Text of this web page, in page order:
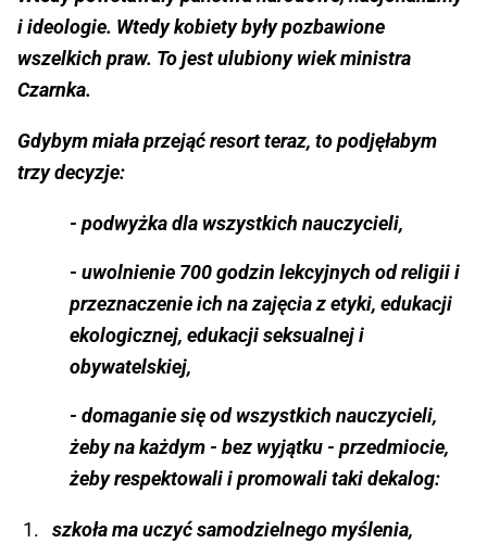
i ideologie. Wtedy kobiety były pozbawione
wszelkich praw. To jest ulubiony wiek ministra
Czarnka.
Gdybym miała przejąć resort teraz, to podjęłabym
trzy decyzje:
- podwyżka dla wszystkich nauczycieli,
- uwolnienie 700 godzin lekcyjnych od religii i
przeznaczenie ich na zajęcia z etyki, edukacji
ekologicznej, edukacji seksualnej i
obywatelskiej,
- domaganie się od wszystkich nauczycieli,
żeby na każdym - bez wyjątku - przedmiocie,
żeby respektowali i promowali taki dekalog:
szkoła ma uczyć samodzielnego myślenia,